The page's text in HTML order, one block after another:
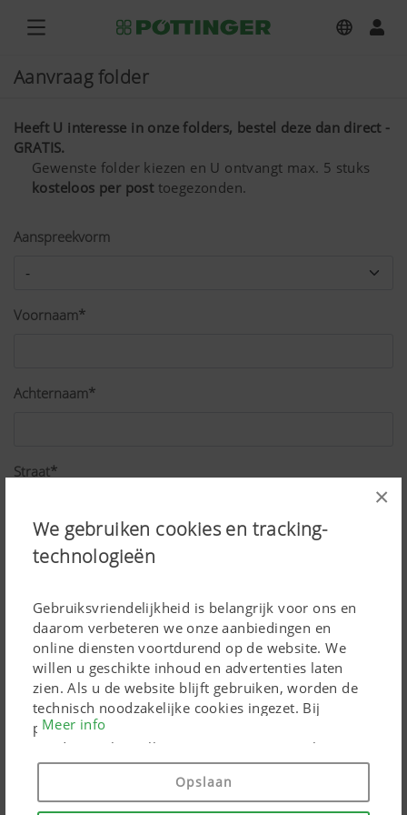
×
We gebruiken cookies en tracking-
technologieën
Gebruiksvriendelijkheid is belangrijk voor ons en
daarom verbeteren we onze aanbiedingen en
online diensten voortdurend op de website. We
willen u geschikte inhoud en advertenties laten
zien. Als u de website blijft gebruiken, worden de
technisch noodzakelijke cookies ingezet. Bij
persoonsgebonden Google Marketing-producten
worden cookies alleen ingezet, wanneer u hiervoor
toestemming heeft gegeven ("Alles toestaan"). U
kunt bovendien de instellingen wijzigen met behulp
van de selectievakjes.
Meer info
Opslaan
Aanvraag folder
Heeft U interesse in onze folders, bestel deze dan direct -
GRATIS.
Gewenste folder kiezen en U ontvangt max. 5 stuks
kosteloos per posttoegezonden.
Aanspreekvorm
Voornaam*
Achternaam*
Straat*
Postcode*
Plaats*
Land*